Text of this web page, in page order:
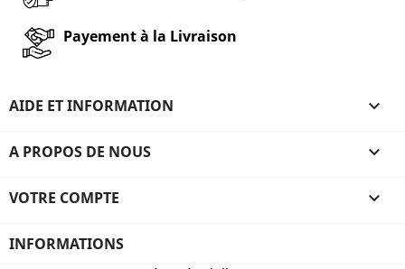
Payement à la Livraison
AIDE ET INFORMATION 
A PROPOS DE NOUS 
VOTRE COMPTE 
INFORMATIONS